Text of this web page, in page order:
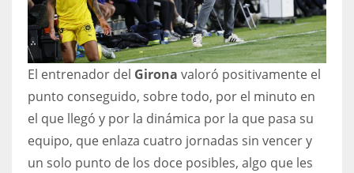
IND
34
DEN
El entrenador del Girona valoró positivamente el
punto conseguido, sobre todo, por el minuto en
el que llegó y por la dinámica por la que pasa su
equipo, que enlaza cuatro jornadas sin vencer y
un solo punto de los doce posibles, algo que les